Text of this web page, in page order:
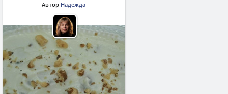
Автор Надежда